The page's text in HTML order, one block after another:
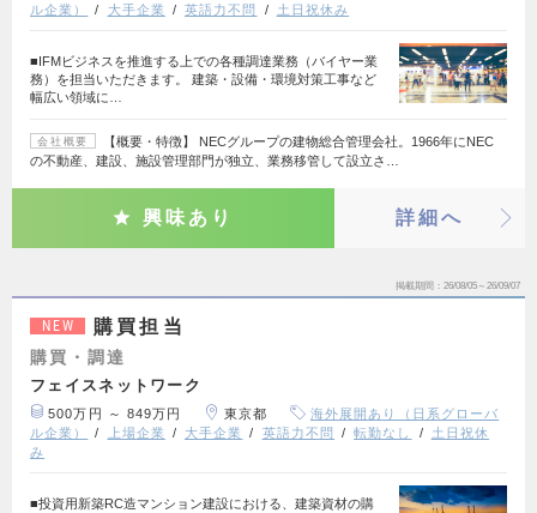
ル企業）
大手企業 英語力不問 土日祝休み
■IFMビジネスを推進する上での各種調達業務（バイヤー業
務）を担当いただきます。 建築・設備・環境対策工事など
幅広い領域に…
会社概要
【概要・特徴】 NECグループの建物総合管理会社。1966年にNEC
の不動産、建設、施設管理部門が独立、業務移管して設立さ…
興味あり 詳細へ
掲載期間 26/08/05～26/09/07
NEW 購買担当
購買・調達
フェイスネットワーク
500万円 ～ 849万円 東京都
海外展開あり（日系グローバ
ル企業）
上場企業 大手企業 英語力不問 転勤なし
土日祝休
み
■投資用新築RC造マンション建設における、建築資材の購